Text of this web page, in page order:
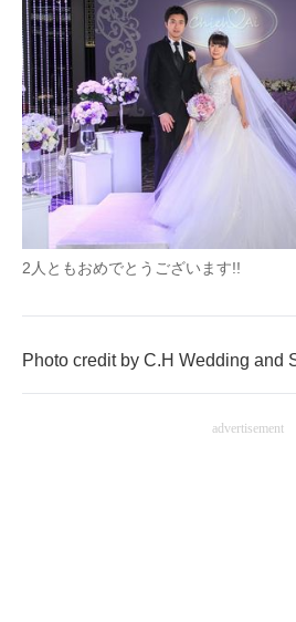
2人ともおめでとうございます!!
Photo credit by C.H Wedding and
advertisement